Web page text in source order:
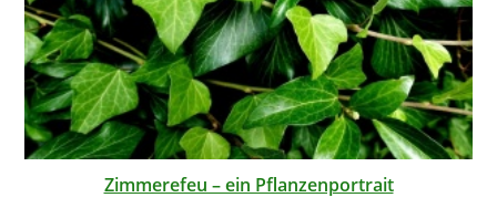
Zimmerefeu – ein Pflanzenportrait